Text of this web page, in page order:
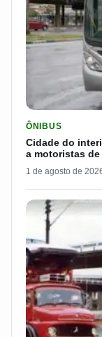
ÔNIBUS
Cidade do
a motoristas
1 de agosto de